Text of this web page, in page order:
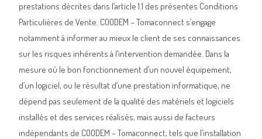
prestations décrites dans l’article 1.1 des présentes Conditions
Particulières de Vente. COODEM – Tomaconnect s’engage
notamment à informer au mieux le client de ses connaissances
sur les risques inhérents à l’intervention demandée. Dans la
mesure où le bon fonctionnement d’un nouvel équipement,
d’un logiciel, ou le résultat d’une prestation informatique, ne
dépend pas seulement de la qualité des matériels et logiciels
installés et des services réalisés, mais aussi de facteurs
indépendants de COODEM – Tomaconnect, tels que l’installation